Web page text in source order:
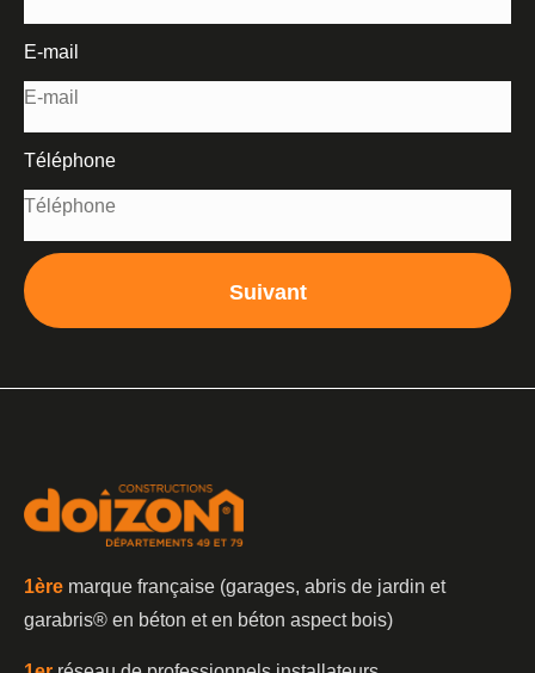
E-mail
Téléphone
Suivant
1ère marque française (garages, abris de jardin et
garabris®️ en béton et en béton aspect bois)